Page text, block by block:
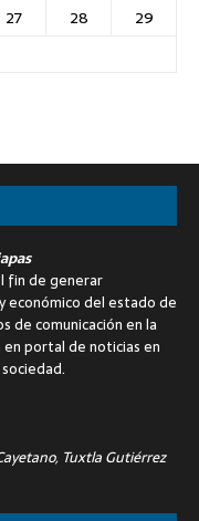
27 28
29
fin de generar
económico del estado de
de comunicación en la
portal de noticias en
Tuxtla Gutiérrez